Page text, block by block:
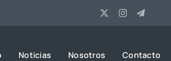
Noticias Nosotros Contacto